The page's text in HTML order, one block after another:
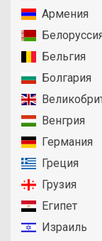
Армения
Бельгия
Болгария
Венгрия
Германия
Греция
Грузия
Египет
Израиль